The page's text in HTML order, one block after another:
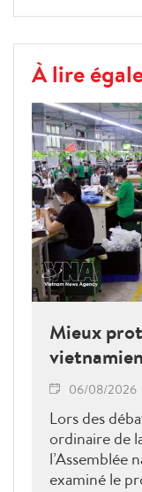
À lire
Mieux
06/08/2026
Lors des
ordinaire de
l’Assemblée
examiné le